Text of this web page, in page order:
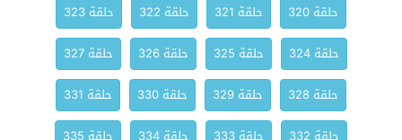
حلقة 320
حلقة 321 حلقة 322
حلقة 323
حلقة 324
حلقة 325 حلقة 326
حلقة 327
حلقة 328
حلقة 329 حلقة 330
حلقة 331